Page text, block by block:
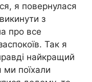
я повернулася
з
про все
Так я
найкращий
ми поїхали